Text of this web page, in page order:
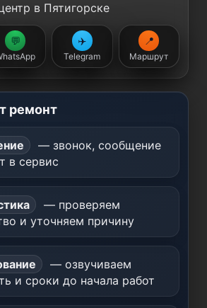
в Пятигорске
💬 ✈️
Telegram
📍
Маршрут
ремонт
— звонок, сообщение
в сервис
— проверяем
и уточняем причину
— озвучиваем
и сроки до начала работ